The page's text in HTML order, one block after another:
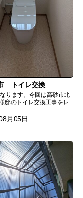
トイレ交換
ります。今回は高砂市北
邸のトイレ交換工事をレ
月05日